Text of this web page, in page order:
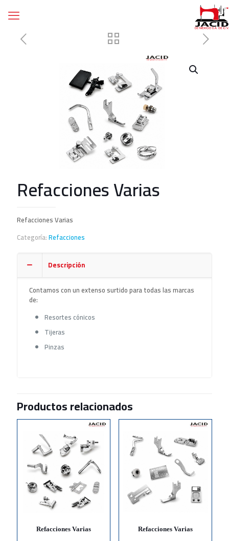
Refacciones Varias
Refacciones Varias
Categoría:Refacciones
Descripción
Contamos con un extenso surtido para todas las marcas
de:
Resortes cónicos
Tijeras
Pinzas
Productos relacionados
Refacciones Varias Refacciones Varias